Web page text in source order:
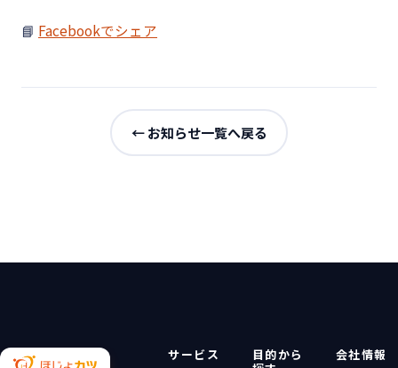
📘 Facebookでシェア
← お知らせ一覧へ戻る
サービス
目的から
会社情報